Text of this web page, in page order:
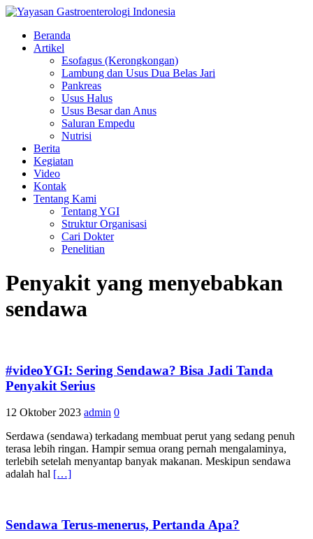
Beranda
Artikel
Esofagus (Kerongkongan)
Lambung dan Usus Dua Belas Jari
Pankreas
Usus Halus
Usus Besar dan Anus
Saluran Empedu
Nutrisi
Berita
Kegiatan
Video
Kontak
Tentang Kami
Tentang YGI
Struktur Organisasi
Cari Dokter
Penelitian
Penyakit yang menyebabkan
sendawa
#videoYGI: Sering Sendawa? Bisa Jadi Tanda
Penyakit Serius
12 Oktober 2023 admin 0
Serdawa (sendawa) terkadang membuat perut yang sedang penuh
terasa lebih ringan. Hampir semua orang pernah mengalaminya,
terlebih setelah menyantap banyak makanan. Meskipun sendawa
adalah hal […]
Sendawa Terus-menerus, Pertanda Apa?